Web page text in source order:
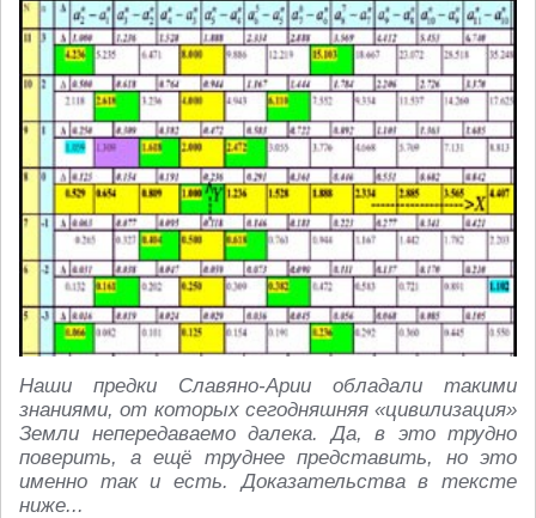
Наши предки Славяно-Арии обладали такими
знаниями, от которых сегодняшняя «цивилизация»
Земли непередаваемо далека. Да, в это трудно
поверить, а ещё труднее представить, но это
именно так и есть. Доказательства в тексте
ниже...